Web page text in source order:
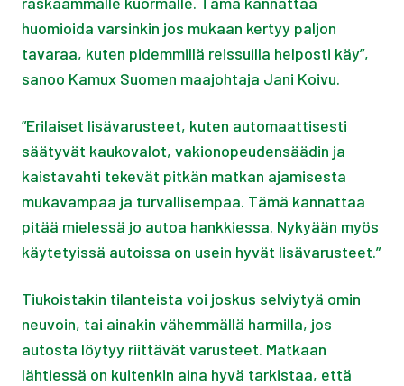
huomioida varsinkin jos mukaan kertyy paljon
tavaraa, kuten pidemmillä reissuilla helposti käy”,
sanoo Kamux Suomen maajohtaja Jani Koivu.
”Erilaiset lisävarusteet, kuten automaattisesti
säätyvät kaukovalot, vakionopeudensäädin ja
kaistavahti tekevät pitkän matkan ajamisesta
mukavampaa ja turvallisempaa. Tämä kannattaa
pitää mielessä jo autoa hankkiessa. Nykyään myös
käytetyissä autoissa on usein hyvät lisävarusteet.”
Tiukoistakin tilanteista voi joskus selviytyä omin
neuvoin, tai ainakin vähemmällä harmilla, jos
autosta löytyy riittävät varusteet. Matkaan
lähtiessä on kuitenkin aina hyvä tarkistaa, että